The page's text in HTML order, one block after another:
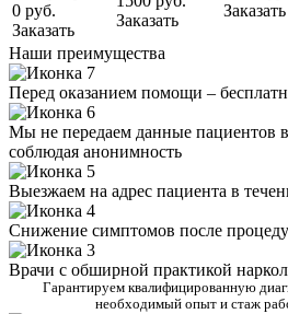
0 руб.
Заказать
Заказать
Заказать
Наши преимущества
Перед оказанием помощи –
Мы не передаем данные пациентов
соблюдая анонимность
Выезжаем на адрес пациента в
Снижение симптомов после
Врачи с обширной практикой
Гарантируем квалифицированную
необходимый опыт и стаж